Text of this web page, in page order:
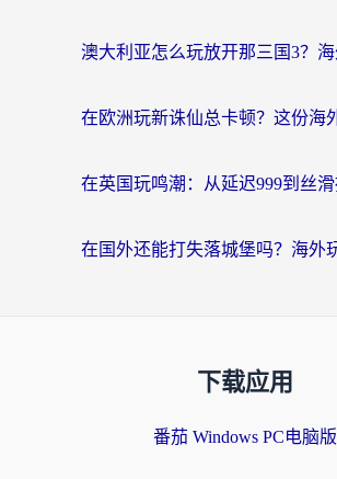
下载应用
番茄 Windows PC电脑版